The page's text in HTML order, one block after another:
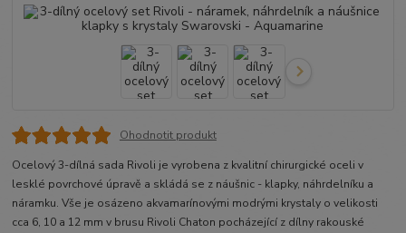
Ohodnotit produkt
Ocelový 3-dílná sada Rivoli je vyrobena z kvalitní chirurgické oceli v
lesklé povrchové úpravě a skládá se z náušnic - klapky, náhrdelníku a
náramku. Vše je osázeno akvamarínovými modrými krystaly o velikosti
cca 6, 10 a 12 mm v brusu Rivoli Chaton pocházející z dílny rakouské